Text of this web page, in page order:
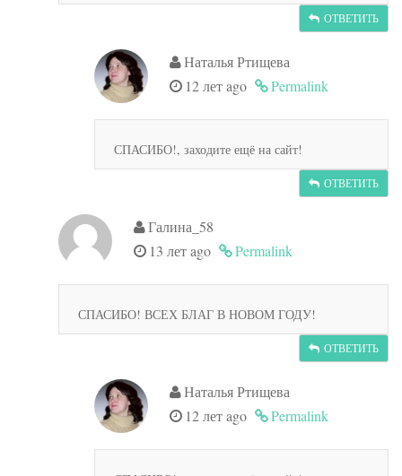
ОТВЕТИТЬ
Наталья Ртищева
12 лет ago
Permalink
СПАСИБО!, заходите ещё на сайт!
ОТВЕТИТЬ
Галина_58
13 лет ago
Permalink
СПАСИБО! ВСЕХ БЛАГ В НОВОМ ГОДУ!
ОТВЕТИТЬ
Наталья Ртищева
12 лет ago
Permalink